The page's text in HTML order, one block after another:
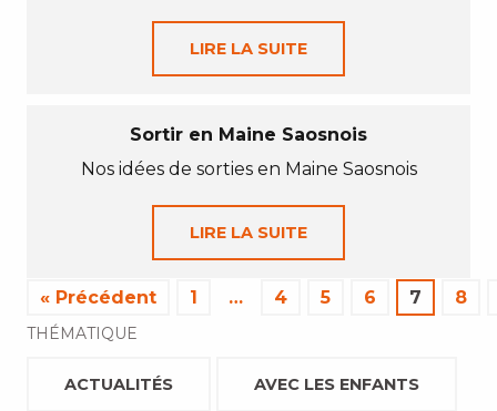
LIRE LA SUITE
Sortir en Maine Saosnois
Nos idées de sorties en Maine Saosnois
LIRE LA SUITE
« Précédent 1 … 4 5 6 7 8
THÉMATIQUE
ACTUALITÉS AVEC LES ENFANTS